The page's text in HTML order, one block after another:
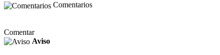
Comentarios
Comentar
Aviso